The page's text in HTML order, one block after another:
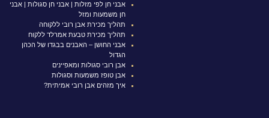
אבני חן לפי מזלות | אבני חן סגולות | אבני
חן משמעות ומזל
תהליך מכירת אבן רובי ללקוחה
תהליך מכירת טבעת אמרלד ללקוח
אבני החושן – האבנים בבגדו של הכהן
הגדול
אבן רובי סגולות ומאפיינים
אבן טופז משמעות וסגולות
איך מזהים אבן רובי אמיתית?